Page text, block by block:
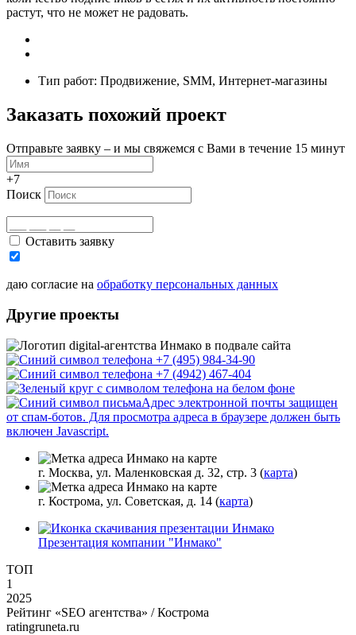
растут, что не может не радовать.
Тип работ: Продвижение, SMM, Интернет-магазины
Заказать похожий проект
Отправьте заявку – и мы свяжемся с Вами в течение 15 минут
+7
Поиск
Оставить заявку
даю согласие на обработку персональных данных
Другие проекты
+7 (495) 984-34-90
+7 (4942) 467-404
Адрес электронной почты защищен
от спам-ботов. Для просмотра адреса в браузере должен быть
включен Javascript.
г. Москва, ул. Маленковская д. 32, стр. 3 (карта)
г. Кострома, ул. Советская, д. 14 (карта)
Презентация компании "Инмако"
ТОП
1
2025
Рейтинг «SEO агентства» / Кострома
ratingruneta.ru